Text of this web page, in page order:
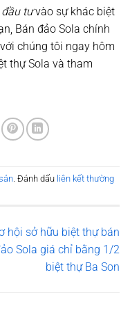
đầu tưvào sự khác biệt
Bán đảo Sola chính
chúng tôi ngay hôm
thự Sola và tham
. Đánh dấu liên kết thường
hội sở hữu biệt thự bán
Sola giá chỉ bằng 1/2
biệt thự Ba Son